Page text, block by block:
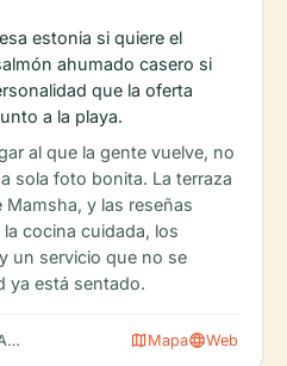
estonia si quiere el
ahumado casero si
que la oferta
a la playa.
al que la gente vuelve, no
sola foto bonita. La terraza
Mamsha, y las reseñas
cocina cuidada, los
un servicio que no se
ya está sentado.
Martes: 12:00 PM – 12:00 AM,
mapMapalanguageWeb